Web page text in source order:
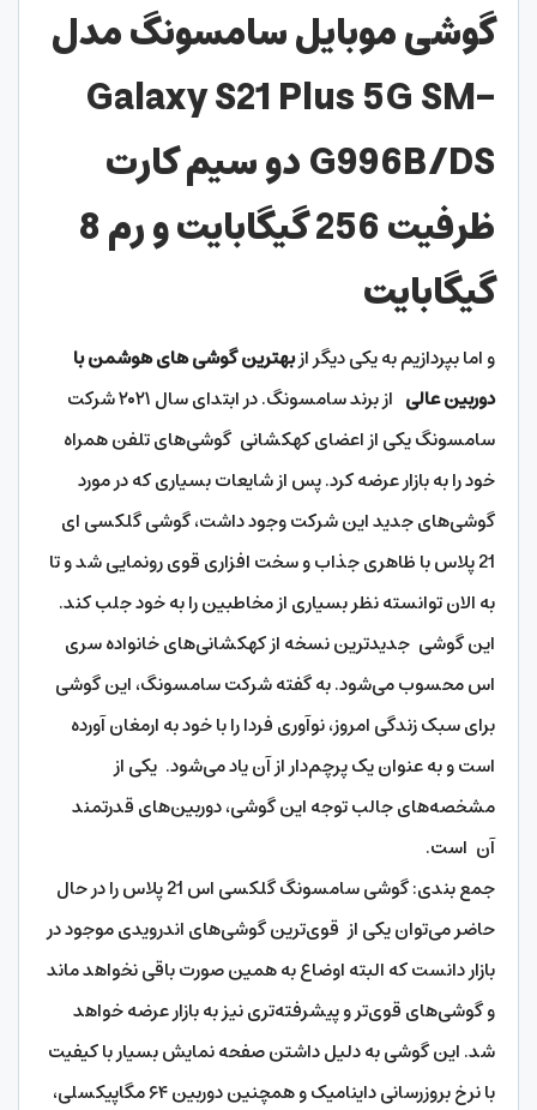
گوشی موبایل سامسونگ مدل
Galaxy S21 Plus 5G SM-
G996B/DS دو سیم کارت
ظرفیت 256 گیگابایت و رم 8
گیگابایت
و اما بپردازیم به یکی دیگر ازبهترین گوشی های هوشمن با
دوربین عالی
از برند سامسونگ. در ابتدای سال ۲۰۲۱ شرکت
سامسونگ یکی از اعضای کهکشانی گوشی‌های تلفن همراه
خود را به بازار عرضه کرد. پس از شایعات بسیاری که در مورد
گوشی‌های جدید این شرکت وجود داشت، گوشی گلکسی ای
21 پلاس با ظاهری جذاب و سخت افزاری قوی رونمایی شد و تا
به الان توانسته نظر بسیاری از مخاطبین را به خود جلب کند.
این گوشی جدیدترین نسخه از کهکشانی‌های خانواده‌ سری
اس محسوب می‌شود. به گفته شرکت سامسونگ، این گوشی
برای سبک زندگی امروز، نوآوری فردا را با خود به ارمغان آورده
است و به عنوان یک پرچم‌دار از آن یاد می‌شود. یکی از
مشخصه‌های جالب توجه این گوشی، دوربین‌های قدرتمند
آن است.
جمع بندی: گوشی سامسونگ گلکسی اس 21 پلاس را در حال
حاضر می‌توان یکی از قوی‌ترین گوشی‌های اندرویدی موجود در
بازار دانست که البته اوضاع به همین صورت باقی نخواهد ماند
و گوشی‌های قوی‌تر و پیشرفته‌تری نیز به بازار عرضه خواهد
شد. این گوشی به دلیل داشتن صفحه نمایش بسیار با کیفیت
با نرخ بروزرسانی داینامیک و همچنین دوربین ۶۴ مگاپیکسلی،